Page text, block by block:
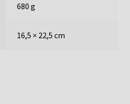
680 g
16,5 × 22,5 cm